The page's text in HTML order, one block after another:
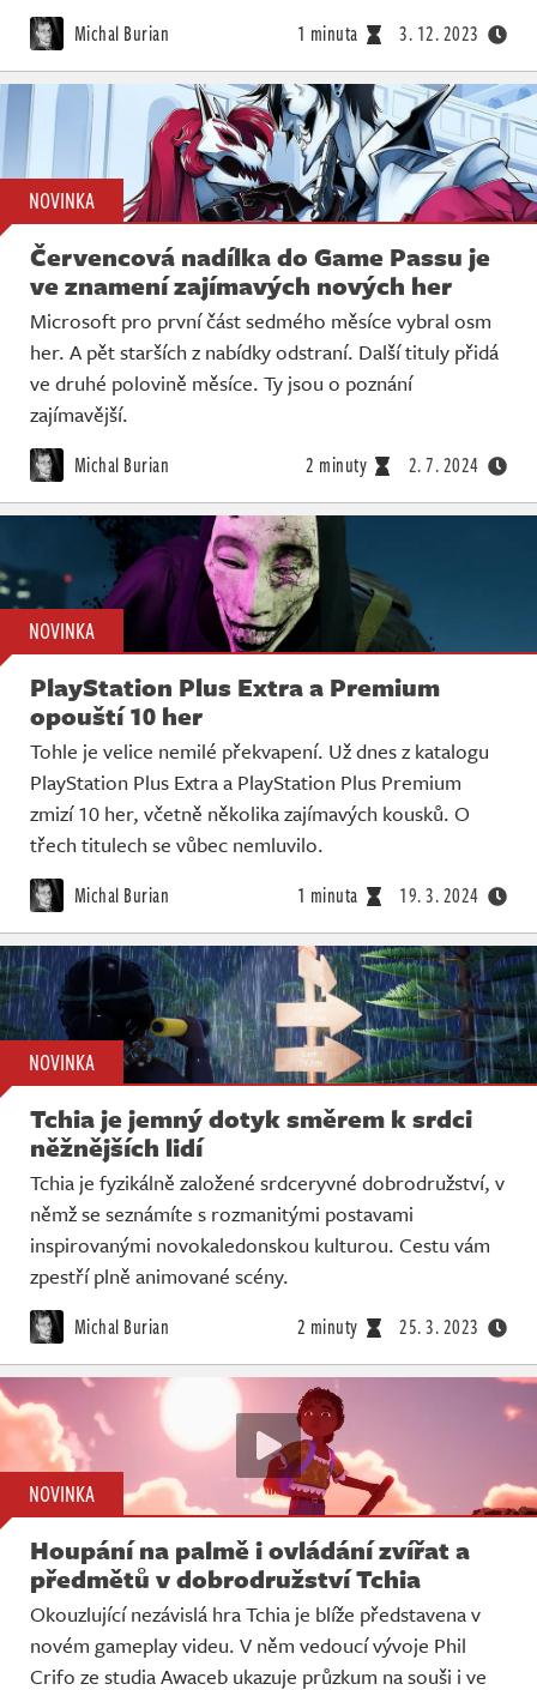
Michal Burian 1 minuta 3. 12. 2023
NOVINKA
Červencová nadílka do Game Passu je
ve znamení zajímavých nových her
Microsoft pro první část sedmého měsíce vybral osm
her. A pět starších z nabídky odstraní. Další tituly přidá
ve druhé polovině měsíce. Ty jsou o poznání
zajímavější.
Michal Burian 2 minuty 2. 7. 2024
NOVINKA
PlayStation Plus Extra a Premium
opouští 10 her
Tohle je velice nemilé překvapení. Už dnes z katalogu
PlayStation Plus Extra a PlayStation Plus Premium
zmizí 10 her, včetně několika zajímavých kousků. O
třech titulech se vůbec nemluvilo.
Michal Burian 1 minuta 19. 3. 2024
NOVINKA
Tchia je jemný dotyk směrem k srdci
něžnějších lidí
Tchia je fyzikálně založené srdceryvné dobrodružství, v
němž se seznámíte s rozmanitými postavami
inspirovanými novokaledonskou kulturou. Cestu vám
zpestří plně animované scény.
Michal Burian 2 minuty 25. 3. 2023
NOVINKA
Houpání na palmě i ovládání zvířat a
předmětů v dobrodružství Tchia
Okouzlující nezávislá hra Tchia je blíže představena v
novém gameplay videu. V něm vedoucí vývoje Phil
Crifo ze studia Awaceb ukazuje průzkum na souši i ve